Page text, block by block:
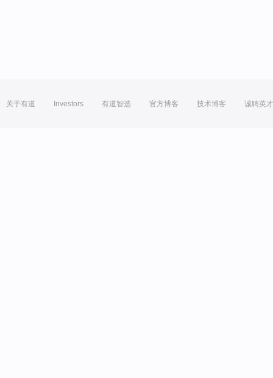
关于有道 Investors 有道智选 官方博客 技术博客 诚聘英才